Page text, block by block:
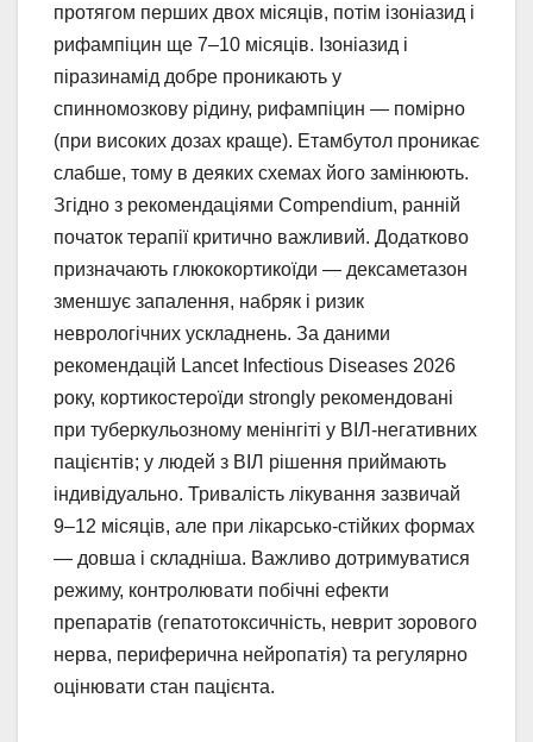
протягом перших двох місяців, потім ізоніазид і
рифампіцин ще 7–10 місяців. Ізоніазид і
піразинамід добре проникають у
спинномозкову рідину, рифампіцин — помірно
(при високих дозах краще). Етамбутол проникає
слабше, тому в деяких схемах його замінюють.
Згідно з рекомендаціями Compendium, ранній
початок терапії критично важливий. Додатково
призначають глюкокортикоїди — дексаметазон
зменшує запалення, набряк і ризик
неврологічних ускладнень. За даними
рекомендацій Lancet Infectious Diseases 2026
року, кортикостероїди strongly рекомендовані
при туберкульозному менінгіті у ВІЛ-негативних
пацієнтів; у людей з ВІЛ рішення приймають
індивідуально. Тривалість лікування зазвичай
9–12 місяців, але при лікарсько-стійких формах
— довша і складніша. Важливо дотримуватися
режиму, контролювати побічні ефекти
препаратів (гепатотоксичність, неврит зорового
нерва, периферична нейропатія) та регулярно
оцінювати стан пацієнта.